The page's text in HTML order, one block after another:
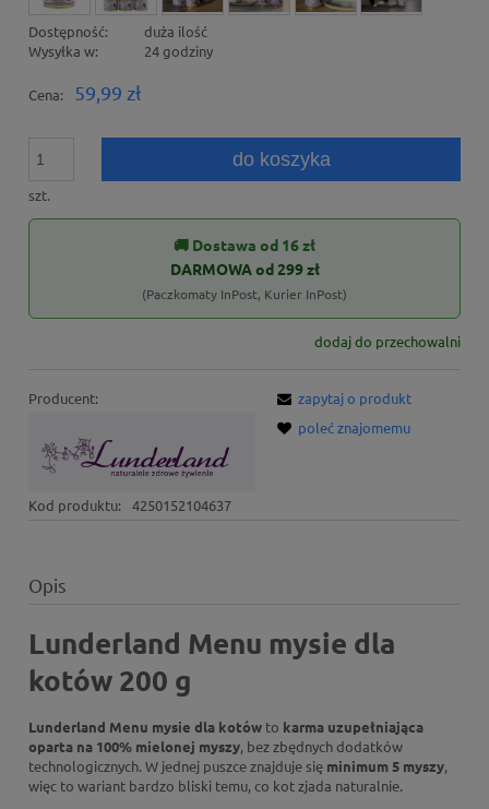
Dostępność:
duża ilość
Wysyłka w:
24 godziny
Cena: 59,99 zł
szt.
do koszyka
🚚 Dostawa od 16 zł
DARMOWA od 299 zł
(Paczkomaty InPost, Kurier InPost)
dodaj do przechowalni
Producent:
Kod produktu: 4250152104637
zapytaj o produkt
poleć znajomemu
Opis
Lunderland Menu mysie dla
kotów 200 g
Lunderland Menu mysie dla kotów to karma uzupełniająca
oparta na 100% mielonej myszy, bez zbędnych dodatków
technologicznych. W jednej puszce znajduje się minimum 5 myszy,
więc to wariant bardzo bliski temu, co kot zjada naturalnie.